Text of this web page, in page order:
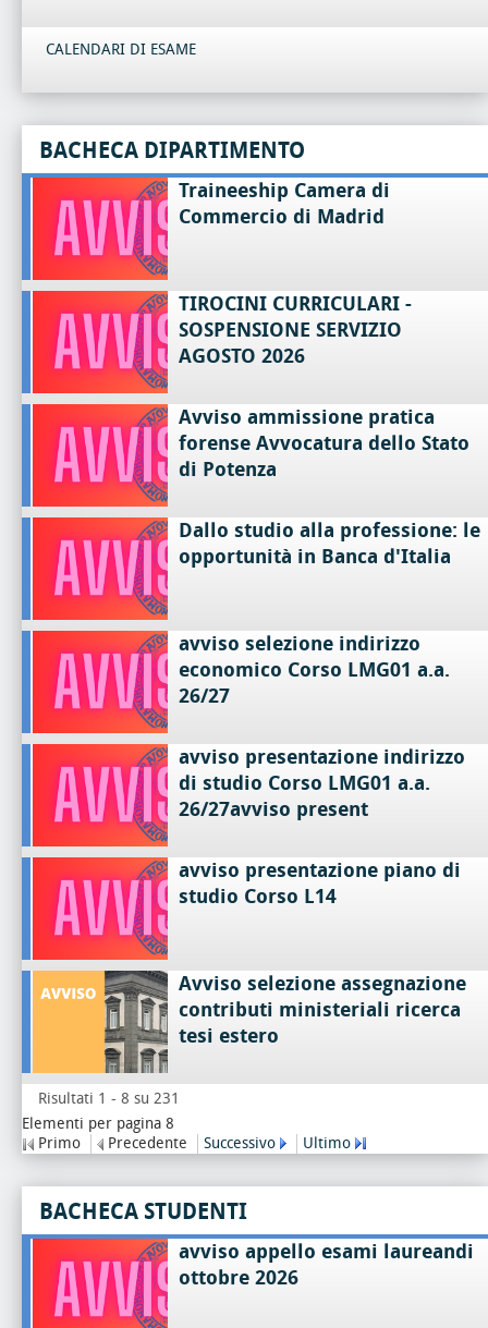
CALENDARI DI ESAME
BACHECA DIPARTIMENTO
Traineeship Camera di
Commercio di Madrid
TIROCINI CURRICULARI -
SOSPENSIONE SERVIZIO
AGOSTO 2026
Avviso ammissione pratica
forense Avvocatura dello Stato
di Potenza
Dallo studio alla professione: le
opportunità in Banca d'Italia
avviso selezione indirizzo
economico Corso LMG01 a.a.
26/27
avviso presentazione indirizzo
di studio Corso LMG01 a.a.
26/27avviso present
avviso presentazione piano di
studio Corso L14
Avviso selezione assegnazione
contributi ministeriali ricerca
tesi estero
Risultati 1 - 8 su 231
Elementi per pagina 8
Primo
Precedente Successivo Ultimo
BACHECA STUDENTI
avviso appello esami laureandi
ottobre 2026